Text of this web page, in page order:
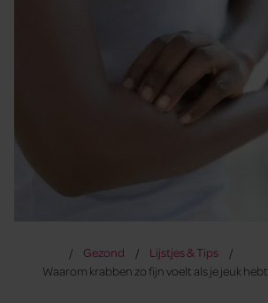
Gezond
Lijstjes & Tips
Waarom krabben zo fijn voelt als je jeuk hebt